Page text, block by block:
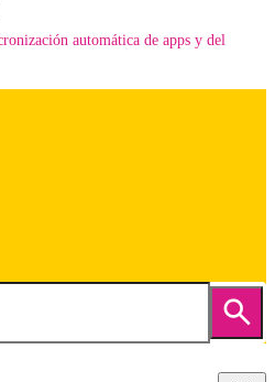
automática de apps y del